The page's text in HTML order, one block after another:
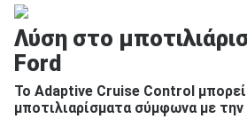
Λύση στο
Ford
Το Adaptive Cruise Control μπορεί
μποτιλιαρίσματα σύμφωνα με